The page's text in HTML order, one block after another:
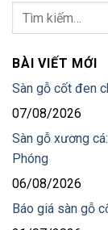
BÀI VIẾT MỚI
Sàn gỗ cốt đen
07/08/2026
Sàn gỗ xương
Phóng
06/08/2026
Báo giá sàn gỗ